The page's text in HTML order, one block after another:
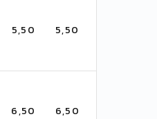
5,50 5,50
6,50 6,50